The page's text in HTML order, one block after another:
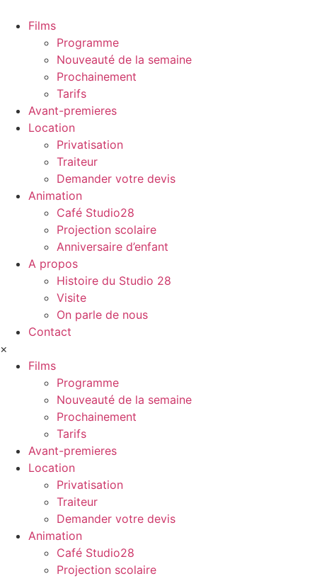
Films
Programme
Nouveauté de la semaine
Prochainement
Tarifs
Avant-premieres
Location
Privatisation
Traiteur
Demander votre devis
Animation
Café Studio28
Projection scolaire
Anniversaire d’enfant
A propos
Histoire du Studio 28
Visite
On parle de nous
Contact
×
Films
Programme
Nouveauté de la semaine
Prochainement
Tarifs
Avant-premieres
Location
Privatisation
Traiteur
Demander votre devis
Animation
Café Studio28
Projection scolaire